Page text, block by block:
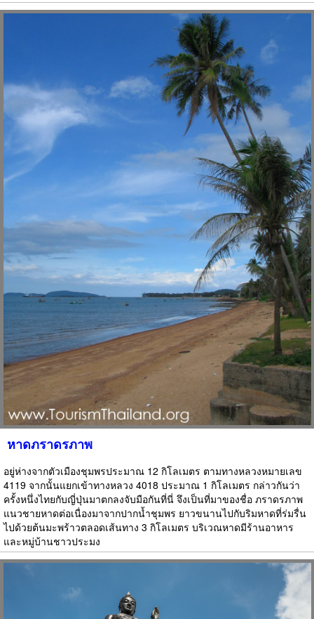
หาดภราดรภาพ
อยู่ห่างจากตัวเมืองชุมพรประมาณ 12 กิโลเมตร ตามทางหลวงหมายเลข
4119 จากนั้นแยกเข้าทางหลวง 4018 ประมาณ 1 กิโลเมตร กล่าวกันว่า
ครั้งหนึ่งไทยกับญี่ปุ่นมาตกลงจับมือกันที่นี่ จึงเป็นที่มาของชื่อ ภราดรภาพ
แนวชายหาดต่อเนื่องมาจากปากน้ำชุมพร ยาวขนานไปกับริมหาดที่ร่มรื่น
ไปด้วยต้นมะพร้าวตลอดเส้นทาง 3 กิโลเมตร บริเวณหาดมีร้านอาหาร
และหมู่บ้านชาวประมง